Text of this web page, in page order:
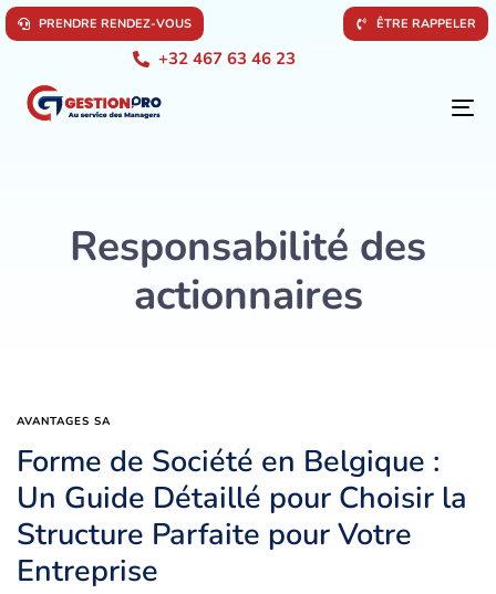
PRENDRE RENDEZ-VOUS ÊTRE RAPPELER
+32 467 63 46 23
Responsabilité des
actionnaires
AVANTAGES SA
Forme de Société en Belgique :
Un Guide Détaillé pour Choisir la
Structure Parfaite pour Votre
Entreprise